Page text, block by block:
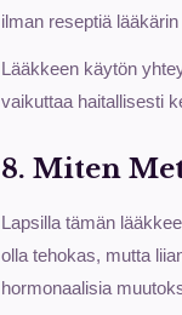
ilman reseptiä lääkärin
Lääkkeen käytön
vaikuttaa haitallisesti
8. Miten
Lapsilla tämän
olla tehokas, mutta
hormonaalisia